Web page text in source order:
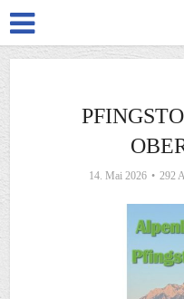
14. Mai 2026 292